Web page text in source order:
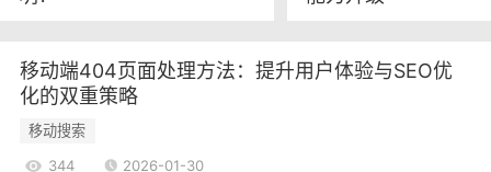
动率。
2.适应多种设备
随着智能手机和平板电脑的普及，用户在不同
设备上访问网站的频率不断增加。响应式网站能够
移动端404页面处理方法：提升用户体验与SEO优
化的双重策略
移动搜索
344 2026-01-30